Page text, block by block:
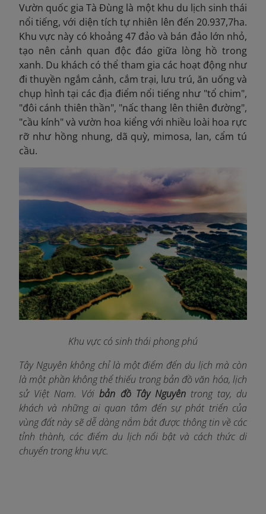
Vườn quốc gia Tà Đùng là một khu du lịch sinh thái
nổi tiếng, với diện tích tự nhiên lên đến 20.937,7ha.
Khu vực này có khoảng 47 đảo và bán đảo lớn nhỏ,
tạo nên cảnh quan độc đáo giữa lòng hồ trong
xanh. Du khách có thể tham gia các hoạt động như
đi thuyền ngắm cảnh, cắm trại, lưu trú, ăn uống và
chụp hình tại các địa điểm nổi tiếng như "tổ chim",
"đôi cánh thiên thần", "nấc thang lên thiên đường",
"cầu kính" và vườn hoa kiểng với nhiều loài hoa rực
rỡ như hồng nhung, dã quỳ, mimosa, lan, cẩm tú
cầu.
Khu vực có sinh thái phong phú
Tây Nguyên không chỉ là một điểm đến du lịch mà còn
là một phần không thể thiếu trong bản đồ văn hóa, lịch
sử Việt Nam. Vớibản đồ Tây Nguyêntrong tay, du
khách và những ai quan tâm đến sự phát triển của
vùng đất này sẽ dễ dàng nắm bắt được thông tin về các
tỉnh thành, các điểm du lịch nổi bật và cách thức di
chuyển trong khu vực.